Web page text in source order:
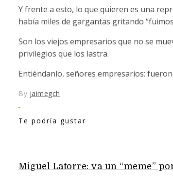
Y frente a esto, lo que quieren es una
había miles de gargantas gritando
Son los viejos empresarios que no se
privilegios que los lastra.
Entiéndanlo, señores empresarios:
By jaimegch
Te podría gustar
Miguel Latorre: va un “meme”